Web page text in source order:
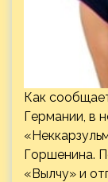
Как
Германии, в
Горшенина.
«Вылчу» и